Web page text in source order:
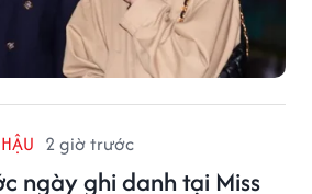
2 giờ trước
ngày ghi danh tại Miss